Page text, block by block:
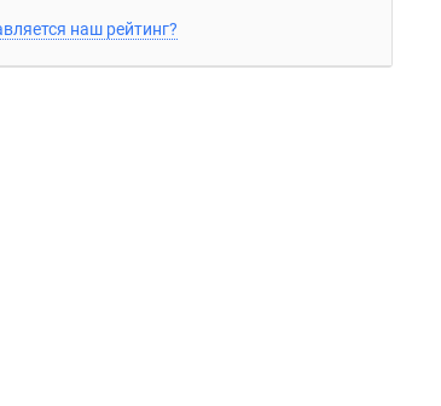
наш рейтинг?